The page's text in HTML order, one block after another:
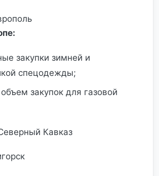
закупки зимней и
спецодежды;
закупок для газовой
Кавказ